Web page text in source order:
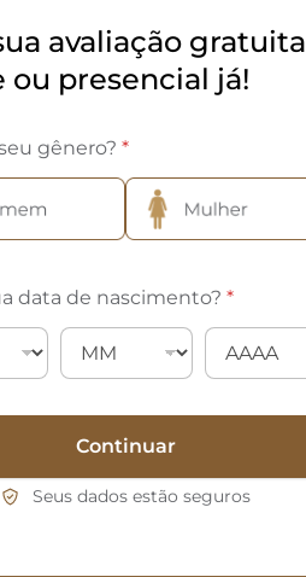
avaliação gratuita
ou presencial já!
gênero? *
data de nascimento? *
Continuar
Seus dados estão seguros